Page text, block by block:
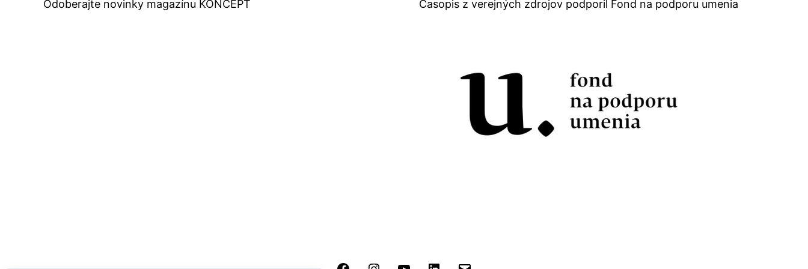
Odoberajte novinky magazínu KONCEPT Časopis z verejných zdrojov podporil Fond na podporu umenia